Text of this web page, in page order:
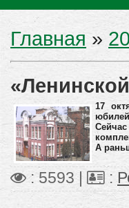
Главная »
17
А
: 5593 | :